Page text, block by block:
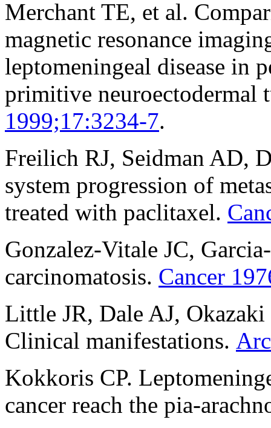
Merchant TE, et al.
magnetic resonance
leptomeningeal disease in
primitive neuroectodermal
1999;17:3234-7.
Freilich RJ, Seidman AD,
system progression of
treated with paclitaxel.
Gonzalez-Vitale JC,
carcinomatosis. Cancer
Little JR, Dale AJ,
Clinical manifestations.
Kokkoris CP.
cancer reach the pia-